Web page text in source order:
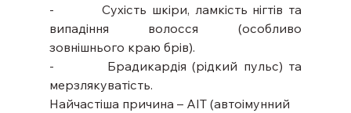
-         Сухість шкіри, ламкість нігтів та
випадіння волосся (особливо
зовнішнього краю брів).
-         Брадикардія (рідкий пульс) та
мерзлякуватість.
Найчастіша причина – АІТ (автоімунний